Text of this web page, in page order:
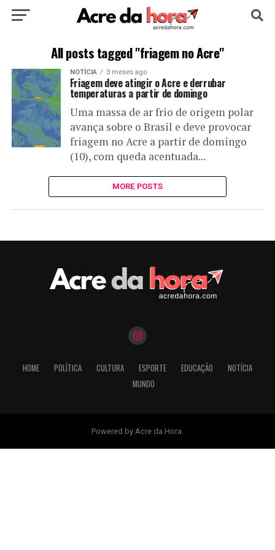
HOME POLÍTICA CULTURA ESPORTE
EDUCAÇÃO NOTÍCIA MUNDO
All posts tagged "friagem no Acre"
NOTÍCIA 3 meses ago
Friagem deve atingir o Acre e derrubar
temperaturas a partir de domingo
Uma massa de ar frio de origem polar
avança sobre o Brasil e deve provocar
friagem no Acre a partir de domingo
(10), com queda acentuada...
MORE POSTS
HOME POLÍTICA CULTURA ESPORTE EDUCAÇÃO
NOTÍCIA
MUNDO
Powered by Acre da Hora.